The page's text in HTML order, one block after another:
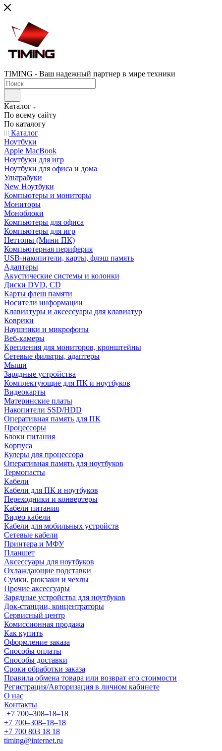
TIMING - Ваш надежный партнер в мире техники
Каталог
По всему сайту
По каталогу
Каталог
Ноутбуки
Apple MacBook
Ноутбуки для игр
Ноутбуки для офиса и дома
Ультрабуки
New Ноутбуки
Компьютеры и мониторы
Мониторы
Моноблоки
Компьютеры для офиса
Компьютеры для игр
Неттопы (Мини ПК)
Компьютерная периферия
USB-накопители, карты, флэш память
Адаптеры
Акустические системы и колонки
Диски DVD, CD
Карты флеш памяти
Носители информации
Клавиатуры и аксессуары для клавиатур
Коврики
Наушники и микрофоны
Веб-камеры
Крепления для мониторов, кронштейны
Сетевые фильтры, адаптеры
Мыши
Зарядные устройства
Комплектующие для ПК и ноутбуков
Видеокарты
Материнские платы
Накопители SSD/HDD
Оперативная память для ПК
Процессоры
Блоки питания
Корпуса
Кулеры для процессора
Оперативная память для ноутбуков
Термопасты
Кабели
Кабели для ПК и ноутбуков
Переходники и конвертеры
Кабели питания
Видео кабели
Кабели для мобильных устройств
Сетевые кабели
Принтера и МФУ
Планшет
Аксессуары для ноутбуков
Охлаждающие подставки
Сумки, рюкзаки и чехлы
Прочие аксессуары
Зарядные устройства для ноутбуков
Док-станции, концентраторы
Сервисный центр
Комиссионная продажа
Как купить
Оформление заказа
Способы оплаты
Способы доставки
Сроки обработки заказа
Правила обмена товара или возврат его стоимости
Регистрация/Авторизация в личном кабинете
О нас
Контакты
+7 700‒308‒18‒18
+7 700‒308‒18‒18
+7 700 803 18 18
timing@internet.ru